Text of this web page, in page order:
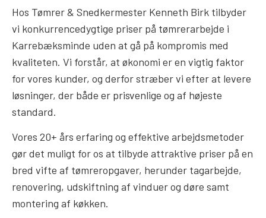
Hos Tømrer & Snedkermester Kenneth Birk tilbyder
vi konkurrencedygtige priser på tømrerarbejde i
Karrebæksminde uden at gå på kompromis med
kvaliteten. Vi forstår, at økonomi er en vigtig faktor
for vores kunder, og derfor stræber vi efter at levere
løsninger, der både er prisvenlige og af højeste
standard.
Vores 20+ års erfaring og effektive arbejdsmetoder
gør det muligt for os at tilbyde attraktive priser på en
bred vifte af tømreropgaver, herunder tagarbejde,
renovering, udskiftning af vinduer og døre samt
montering af køkken.